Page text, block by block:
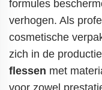
formules
verhogen. Als
cosmetische
zich in de
flessen met
voor zowel